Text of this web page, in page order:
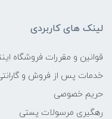
لینک های کاربردی
قوانین و مقررات فروشگاه
خدمات پس از فروش و
حریم خصوصی
رهگیری مرسولات پستی